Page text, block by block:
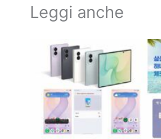
Leggi anche